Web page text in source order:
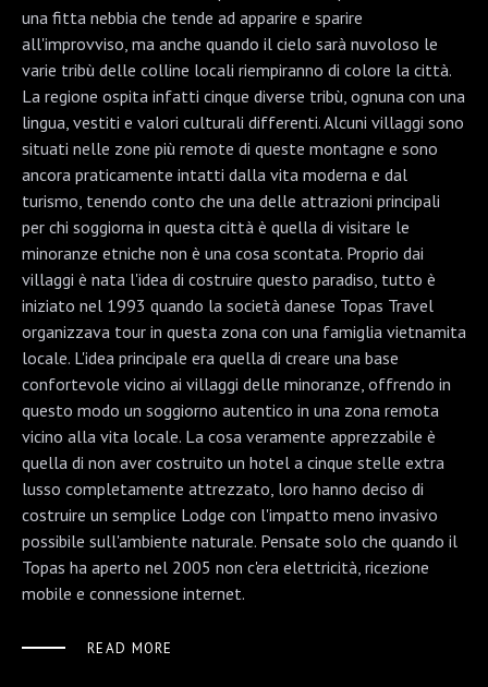
una fitta nebbia che tende ad apparire e sparire
all'improvviso, ma anche quando il cielo sarà nuvoloso le
varie tribù delle colline locali riempiranno di colore la città.
La regione ospita infatti cinque diverse tribù, ognuna con una
lingua, vestiti e valori culturali differenti. Alcuni villaggi sono
situati nelle zone più remote di queste montagne e sono
ancora praticamente intatti dalla vita moderna e dal
turismo, tenendo conto che una delle attrazioni principali
per chi soggiorna in questa città è quella di visitare le
minoranze etniche non è una cosa scontata. Proprio dai
villaggi è nata l'idea di costruire questo paradiso, tutto è
iniziato nel 1993 quando la società danese Topas Travel
organizzava tour in questa zona con una famiglia vietnamita
locale. L'idea principale era quella di creare una base
confortevole vicino ai villaggi delle minoranze, offrendo in
questo modo un soggiorno autentico in una zona remota
vicino alla vita locale. La cosa veramente apprezzabile è
quella di non aver costruito un hotel a cinque stelle extra
lusso completamente attrezzato, loro hanno deciso di
costruire un semplice Lodge con l'impatto meno invasivo
possibile sull'ambiente naturale. Pensate solo che quando il
Topas ha aperto nel 2005 non c'era elettricità, ricezione
mobile e connessione internet.
READ MORE